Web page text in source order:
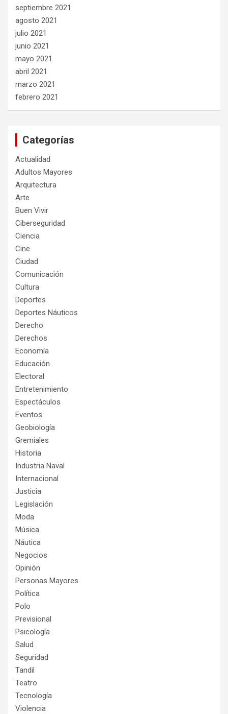
septiembre 2021
agosto 2021
julio 2021
junio 2021
mayo 2021
abril 2021
marzo 2021
febrero 2021
Categorías
Actualidad
Adultos Mayores
Arquitectura
Arte
Buen Vivir
Ciberseguridad
Ciencia
Cine
Ciudad
Comunicación
Cultura
Deportes
Deportes Náuticos
Derecho
Derechos
Economía
Educación
Electoral
Entretenimiento
Espectáculos
Eventos
Geobiología
Gremiales
Historia
Industria Naval
Internacional
Justicia
Legislación
Moda
Música
Náutica
Negocios
Opinión
Personas Mayores
Política
Polo
Previsional
Psicología
Salud
Seguridad
Tandil
Teatro
Tecnología
Violencia